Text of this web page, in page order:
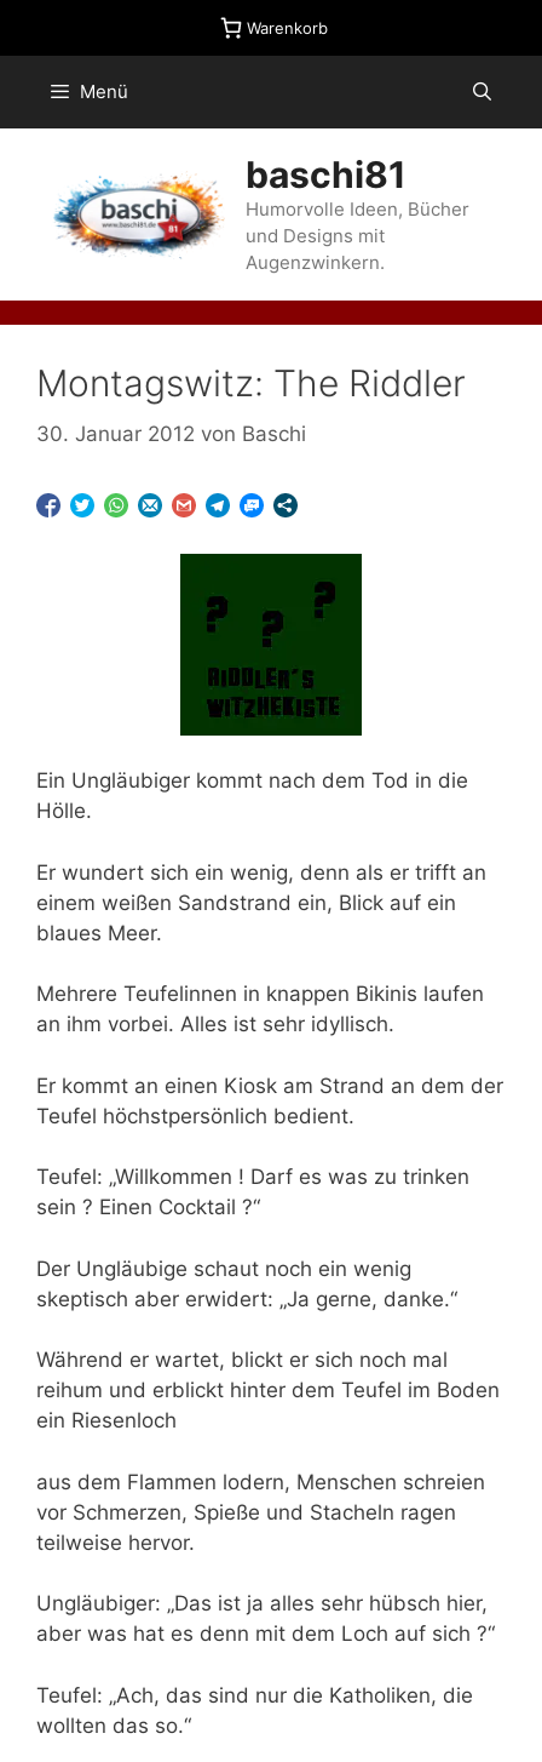
Warenkorb
Menü
baschi81
Humorvolle Ideen, Bücher
und Designs mit
Augenzwinkern.
Montagswitz: The Riddler
30. Januar 2012 von Baschi
Ein Ungläubiger kommt nach dem Tod in die
Hölle.
Er wundert sich ein wenig, denn als er trifft an
einem weißen Sandstrand ein, Blick auf ein
blaues Meer.
Mehrere Teufelinnen in knappen Bikinis laufen
an ihm vorbei. Alles ist sehr idyllisch.
Er kommt an einen Kiosk am Strand an dem der
Teufel höchstpersönlich bedient.
Teufel: „Willkommen ! Darf es was zu trinken
sein ? Einen Cocktail ?“
Der Ungläubige schaut noch ein wenig
skeptisch aber erwidert: „Ja gerne, danke.“
Während er wartet, blickt er sich noch mal
reihum und erblickt hinter dem Teufel im Boden
ein Riesenloch
aus dem Flammen lodern, Menschen schreien
vor Schmerzen, Spieße und Stacheln ragen
teilweise hervor.
Ungläubiger: „Das ist ja alles sehr hübsch hier,
aber was hat es denn mit dem Loch auf sich ?“
Teufel: „Ach, das sind nur die Katholiken, die
wollten das so.“